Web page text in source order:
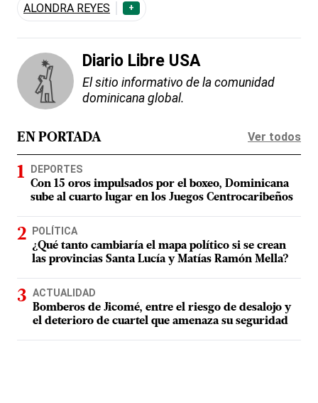
ALONDRA REYES +
Diario Libre USA
El sitio informativo de la comunidad
dominicana global.
EN PORTADA Ver todos
DEPORTES
Con 15 oros impulsados por el boxeo, Dominicana
sube al cuarto lugar en los Juegos Centrocaribeños
POLÍTICA
¿Qué tanto cambiaría el mapa político si se crean
las provincias Santa Lucía y Matías Ramón Mella?
ACTUALIDAD
Bomberos de Jicomé, entre el riesgo de desalojo y
el deterioro de cuartel que amenaza su seguridad